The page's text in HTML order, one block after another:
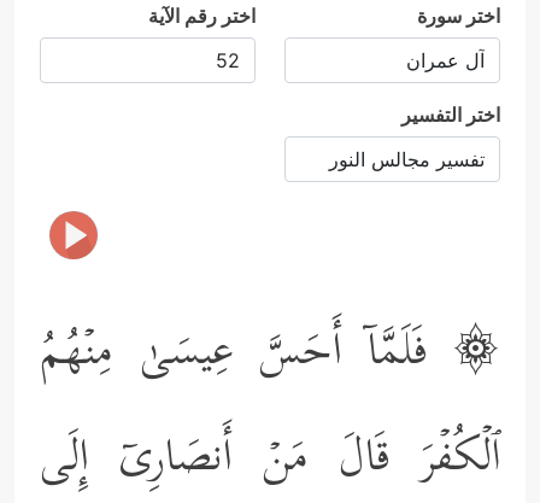
اختر سورة اختر رقم الآية
اختر التفسير
۞ فَلَمَّاۤ أَحَسَّ عِیسَىٰ مِنۡهُمُ
ٱلۡكُفۡرَ قَالَ مَنۡ أَنصَارِیۤ إِلَى